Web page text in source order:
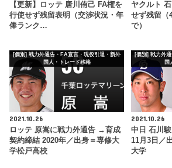
【更新】ロッテ 唐川侑己 FA権を
行使せず残留表明（交渉状況・年
俸ランク…
ヤクルト
せず残留（
で）
[個別] 戦力外通告・FA宣言・現役引退・新外
国人・トレード移籍
2021.10.26
ロッテ 原嵩に戦力外通告 →育成
契約締結 2020年／出身＝専修大
学松戸高校
[個別] 戦力外
国
2021.10.26
中日 石川
11月3日／
大学